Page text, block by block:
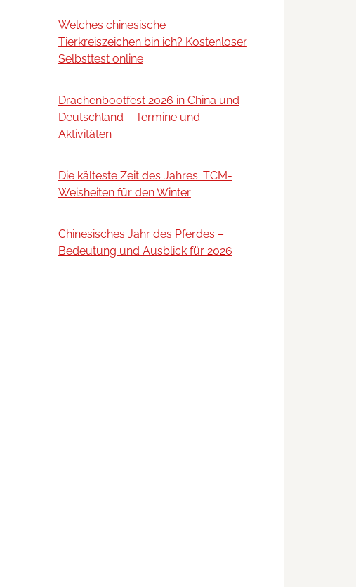
Welches chinesische
Tierkreiszeichen bin ich? Kostenloser
Selbsttest online
Drachenbootfest 2026 in China und
Deutschland – Termine und
Aktivitäten
Die kälteste Zeit des Jahres: TCM-
Weisheiten für den Winter
Chinesisches Jahr des Pferdes –
Bedeutung und Ausblick für 2026